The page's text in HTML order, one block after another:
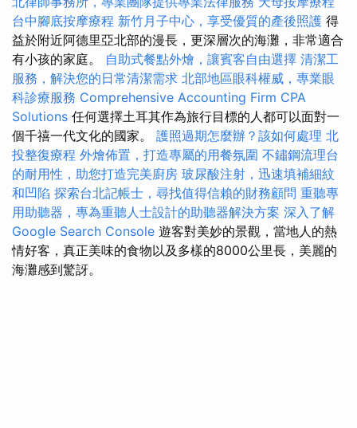
台中腳底按摩療程 新竹月子中心，享受優質的產後照護 得
益於附近阿德里亞北部的漫長，更深層次的海灘，非常適合
有小孩的家庭。 自助式餐點外燴，讓賓客自由選擇 清潔工
服務，解決您的日常清潔需求 北部地區眼科權威，專業眼
科診療服務 Comprehensive Accounting Firm CPA
Solutions 任何選擇土耳其作為旅行目標的人都可以面對一
個千禧一代文化的國家。 護照過期怎麼辦？該如何處理 北
投整復療程 外燴佈置，打造專屬的用餐氛圍 不鏽鋼流理台
的耐用性，助您打造完美廚房 玻尿酸注射，迅速填補細紋
和凹陷 探索台北記帳士，尋找值得信賴的財務顧問 重聽專
用助聽器，專為重聽人士設計的助聽器解決方案 深入了解
Google Search Console 遊客對美妙的景觀，當地人的熱
情好客，真正美味的食物以及多樣的8000公里長，美麗的
海灘感到驚訝。